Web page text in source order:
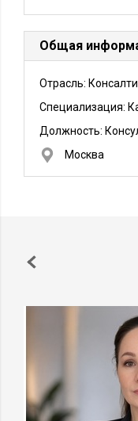
Общая
Отрасль:
Специализация:
Должность:
Москва